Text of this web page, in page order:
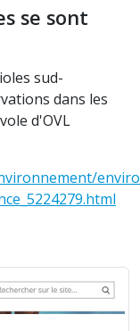
se sont
sud-
dans les
d'OVL